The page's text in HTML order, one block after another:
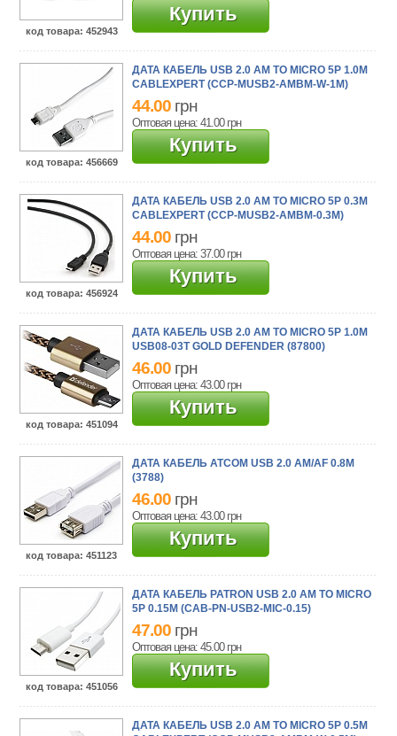
код товара: 452943
Купить
код товара: 456669
ДАТА КАБЕЛЬ USB 2.0 AM TO MICRO 5P 1.0M
CABLEXPERT (CCP-MUSB2-AMBM-W-1M)
44.00 грн
Оптовая цена: 41.00 грн
Купить
код товара: 456924
ДАТА КАБЕЛЬ USB 2.0 AM TO MICRO 5P 0.3M
CABLEXPERT (CCP-MUSB2-AMBM-0.3M)
44.00 грн
Оптовая цена: 37.00 грн
Купить
код товара: 451094
ДАТА КАБЕЛЬ USB 2.0 AM TO MICRO 5P 1.0M
USB08-03T GOLD DEFENDER (87800)
46.00 грн
Оптовая цена: 43.00 грн
Купить
код товара: 451123
ДАТА КАБЕЛЬ ATCOM USB 2.0 AM/AF 0.8M
(3788)
46.00 грн
Оптовая цена: 43.00 грн
Купить
код товара: 451056
ДАТА КАБЕЛЬ PATRON USB 2.0 AM TO MICRO
5P 0.15M (CAB-PN-USB2-MIC-0.15)
47.00 грн
Оптовая цена: 45.00 грн
Купить
ДАТА КАБЕЛЬ USB 2.0 AM TO MICRO 5P 0.5M